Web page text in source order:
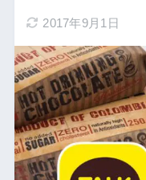
2017年9月1日